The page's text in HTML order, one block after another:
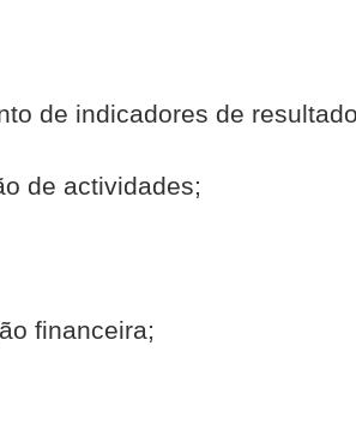
de indicadores de
de actividades;
financeira;